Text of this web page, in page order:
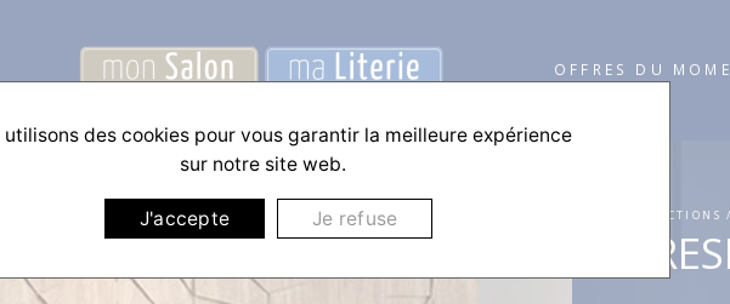
OFFRES DU
utilisons des cookies pour vous garantir la meilleure expérience
sur notre site web.
J'accepte Je refuse